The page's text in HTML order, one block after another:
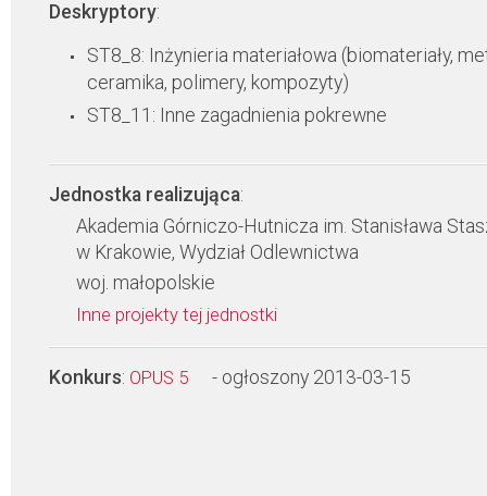
Deskryptory:
ST8_8: Inżynieria materiałowa (biomateriały,
ceramika, polimery, kompozyty)
ST8_11: Inne zagadnienia pokrewne
Jednostka realizująca:
Akademia Górniczo-Hutnicza im. Stanisława
w Krakowie, Wydział Odlewnictwa
woj. małopolskie
Inne projekty tej jednostki
Konkurs: OPUS 5 - ogłoszony 2013-03-15